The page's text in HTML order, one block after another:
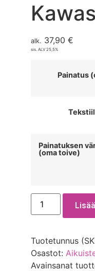
alk. 37,90€
sis. ALV 25,5%
Painatus
Painatuksen
(oma toive)
Tuotetunnus
Osastot:
Avainsanat